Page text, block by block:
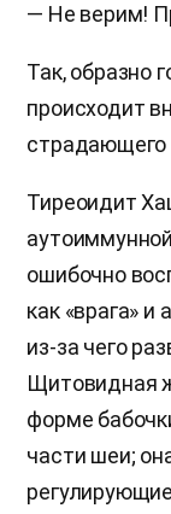
— Не верим!
Так, образно
происходит
Тиреоидит
ошибочно
как «врага»
из-за чего
Щитовидная
форме
части шеи;